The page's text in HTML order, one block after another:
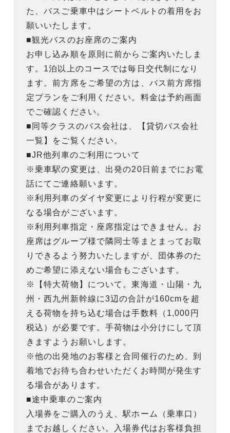
た、バスご乗車中はシートベルトの着用をお
願いいたします。
■観光バスのお座席のご案内
お申し込み順を原則に前からご案内いたしま
す。1泊以上のコースでは毎日交代制になり
ます。前方席をご希望の方は、バス前方席指
定プランをご利用ください。料金は予約画面
でご確認ください。
■同等クラスのバス会社は、【貸切バス会社
一覧】をご覧ください。
■JR他列車のご利用について
※乗車駅の変更は、出発の20日前までにお電
話にてご連絡願います。
※利用列車のダイヤ変更により行程が変更に
なる場合がございます。
※利用列車指定・座席指定はできません。お
座席はグループ様で隣同士等まとまってお取
りできるよう努力いたしますが、団体券のた
めご希望に添えない場合もございます。
※【特大荷物】について。東海道・山陽・九
州・西九州新幹線に3辺の合計が160cmを超
える荷物を持ち込む場合は手数料（1,000円
税込）が必要です。手荷物は小分けにして頂
きますようお願いします。
※他の出発地のお客様と合同催行のため、到
着地でお待ち合わせいただくお時間が発生す
る場合があります。
■途中乗車のご案内
入場券をご購入のうえ、駅ホーム（乗車口）
までお越しください。入場券代はお客様負担